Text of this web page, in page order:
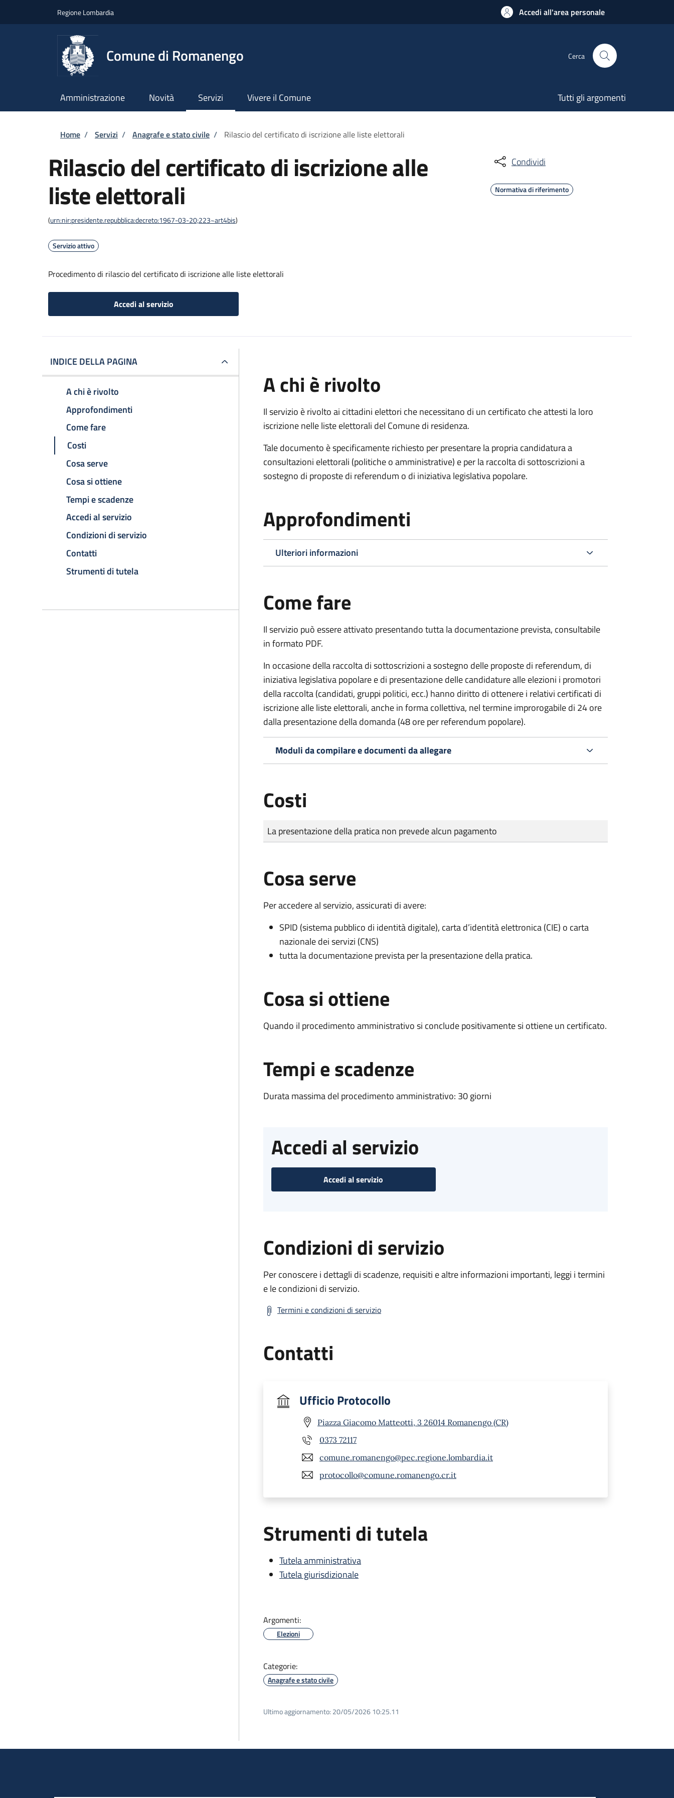
Regione Lombardia Accedi all'area personale
Comune di Romanengo Cerca
Amministrazione Novità Servizi Vivere il Comune Tutti gli argomenti
Briciole di pane
Home / Servizi / Anagrafe e stato civile / Rilascio del certificato di iscrizione alle liste elettorali
Rilascio del certificato di iscrizione alle
liste elettorali
(urn:nir:presidente.repubblica:decreto:1967-03-20;223~art4bis)
Servizio attivo
Procedimento di rilascio del certificato di iscrizione alle liste elettorali
Accedi al servizio
Condividi
Normativa di riferimento
INDICE DELLA PAGINA
A chi è rivolto
Approfondimenti
Come fare
Costi
Cosa serve
Cosa si ottiene
Tempi e scadenze
Accedi al servizio
Condizioni di servizio
Contatti
Strumenti di tutela
A chi è rivolto
Il servizio è rivolto ai cittadini elettori che necessitano di un certificato che attesti la loro
iscrizione nelle liste elettorali del Comune di residenza.
Tale documento è specificamente richiesto per presentare la propria candidatura a
consultazioni elettorali (politiche o amministrative) e per la raccolta di sottoscrizioni a
sostegno di proposte di referendum o di iniziativa legislativa popolare.
Approfondimenti
Ulteriori informazioni
Come fare
Il servizio può essere attivato presentando tutta la documentazione prevista, consultabile
in formato PDF.
In occasione della raccolta di sottoscrizioni a sostegno delle proposte di referendum, di
iniziativa legislativa popolare e di presentazione delle candidature alle elezioni i promotori
della raccolta (candidati, gruppi politici, ecc.) hanno diritto di ottenere i relativi certificati di
iscrizione alle liste elettorali, anche in forma collettiva, nel termine improrogabile di 24 ore
dalla presentazione della domanda (48 ore per referendum popolare).
Moduli da compilare e documenti da allegare
Costi
Tipo di pagamento
Importo
La presentazione della pratica non prevede alcun pagamento
Cosa serve
Per accedere al servizio, assicurati di avere:
SPID (sistema pubblico di identità digitale), carta d’identità elettronica (CIE) o carta
nazionale dei servizi (CNS)
tutta la documentazione prevista per la presentazione della pratica.
Cosa si ottiene
Quando il procedimento amministrativo si conclude positivamente si ottiene un certificato.
Tempi e scadenze
Durata massima del procedimento amministrativo: 30 giorni
Accedi al servizio
Accedi al servizio
Condizioni di servizio
Per conoscere i dettagli di scadenze, requisiti e altre informazioni importanti, leggi i termini
e le condizioni di servizio.
Termini e condizioni di servizio
Contatti
Ufficio Protocollo
Piazza Giacomo Matteotti, 3 26014 Romanengo (CR)
0373 72117
comune.romanengo@pec.regione.lombardia.it
protocollo@comune.romanengo.cr.it
Strumenti di tutela
Tutela amministrativa
Tutela giurisdizionale
Argomenti:
Elezioni
Categorie:
Anagrafe e stato civile
Ultimo aggiornamento: 20/05/2026 10:25.11